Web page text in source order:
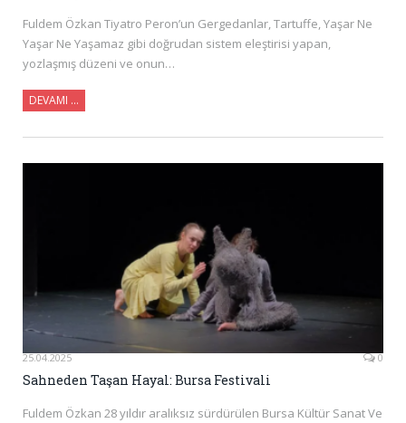
Fuldem Özkan Tiyatro Peron’un Gergedanlar, Tartuffe, Yaşar Ne
Yaşar Ne Yaşamaz gibi doğrudan sistem eleştirisi yapan,
yozlaşmış düzeni ve onun…
DEVAMI …
25.04.2025 0
Sahneden Taşan Hayal: Bursa Festivali
Fuldem Özkan 28 yıldır aralıksız sürdürülen Bursa Kültür Sanat Ve